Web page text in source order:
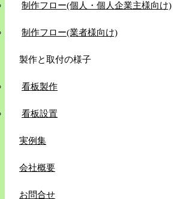
制作フロー(個人・個人企業主様向け)
制作フロー(業者様向け)
製作と取付の様子
看板製作
看板設置
実例集
会社概要
お問合せ